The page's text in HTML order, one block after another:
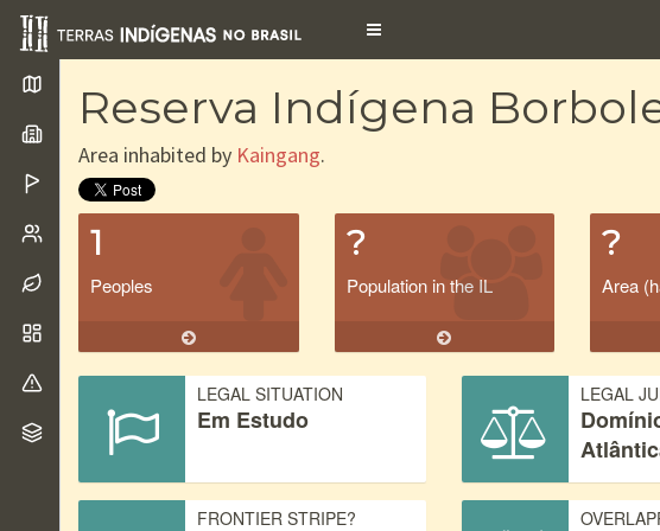
Toggle
Reserva Indígena
Area inhabited by Kaingang.
1
Peoples
?
Population in the IL
?
Area
LEGAL SITUATION
Em Estudo
LEGAL
FRONTIER STRIPE?